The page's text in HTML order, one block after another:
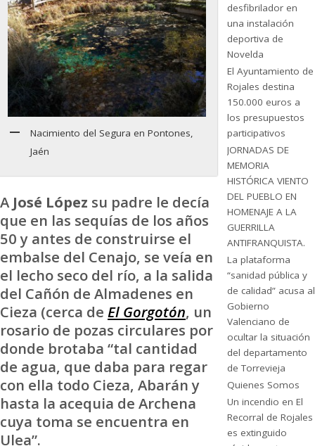
Nacimiento del Segura en Pontones,
Jaén
A José López su padre le decía
que en las sequías de los años
50 y antes de construirse el
embalse del Cenajo, se veía en
el lecho seco del río, a la salida
del Cañón de Almadenes en
Cieza (cerca de El Gorgotón, un
rosario de pozas circulares por
donde brotaba “tal cantidad
de agua, que daba para regar
con ella todo Cieza, Abarán y
hasta la acequia de Archena
cuya toma se encuentra en
Ulea”.
desfibrilador en
una instalación
deportiva de
Novelda
El Ayuntamiento de
Rojales destina
150.000 euros a
los presupuestos
participativos
JORNADAS DE
MEMORIA
HISTÓRICA VIENTO
DEL PUEBLO EN
HOMENAJE A LA
GUERRILLA
ANTIFRANQUISTA.
La plataforma
“sanidad pública y
de calidad” acusa al
Gobierno
Valenciano de
ocultar la situación
del departamento
de Torrevieja
Quienes Somos
Un incendio en El
Recorral de Rojales
es extinguido